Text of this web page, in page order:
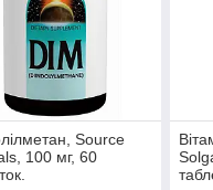
Source
100 мг, 60